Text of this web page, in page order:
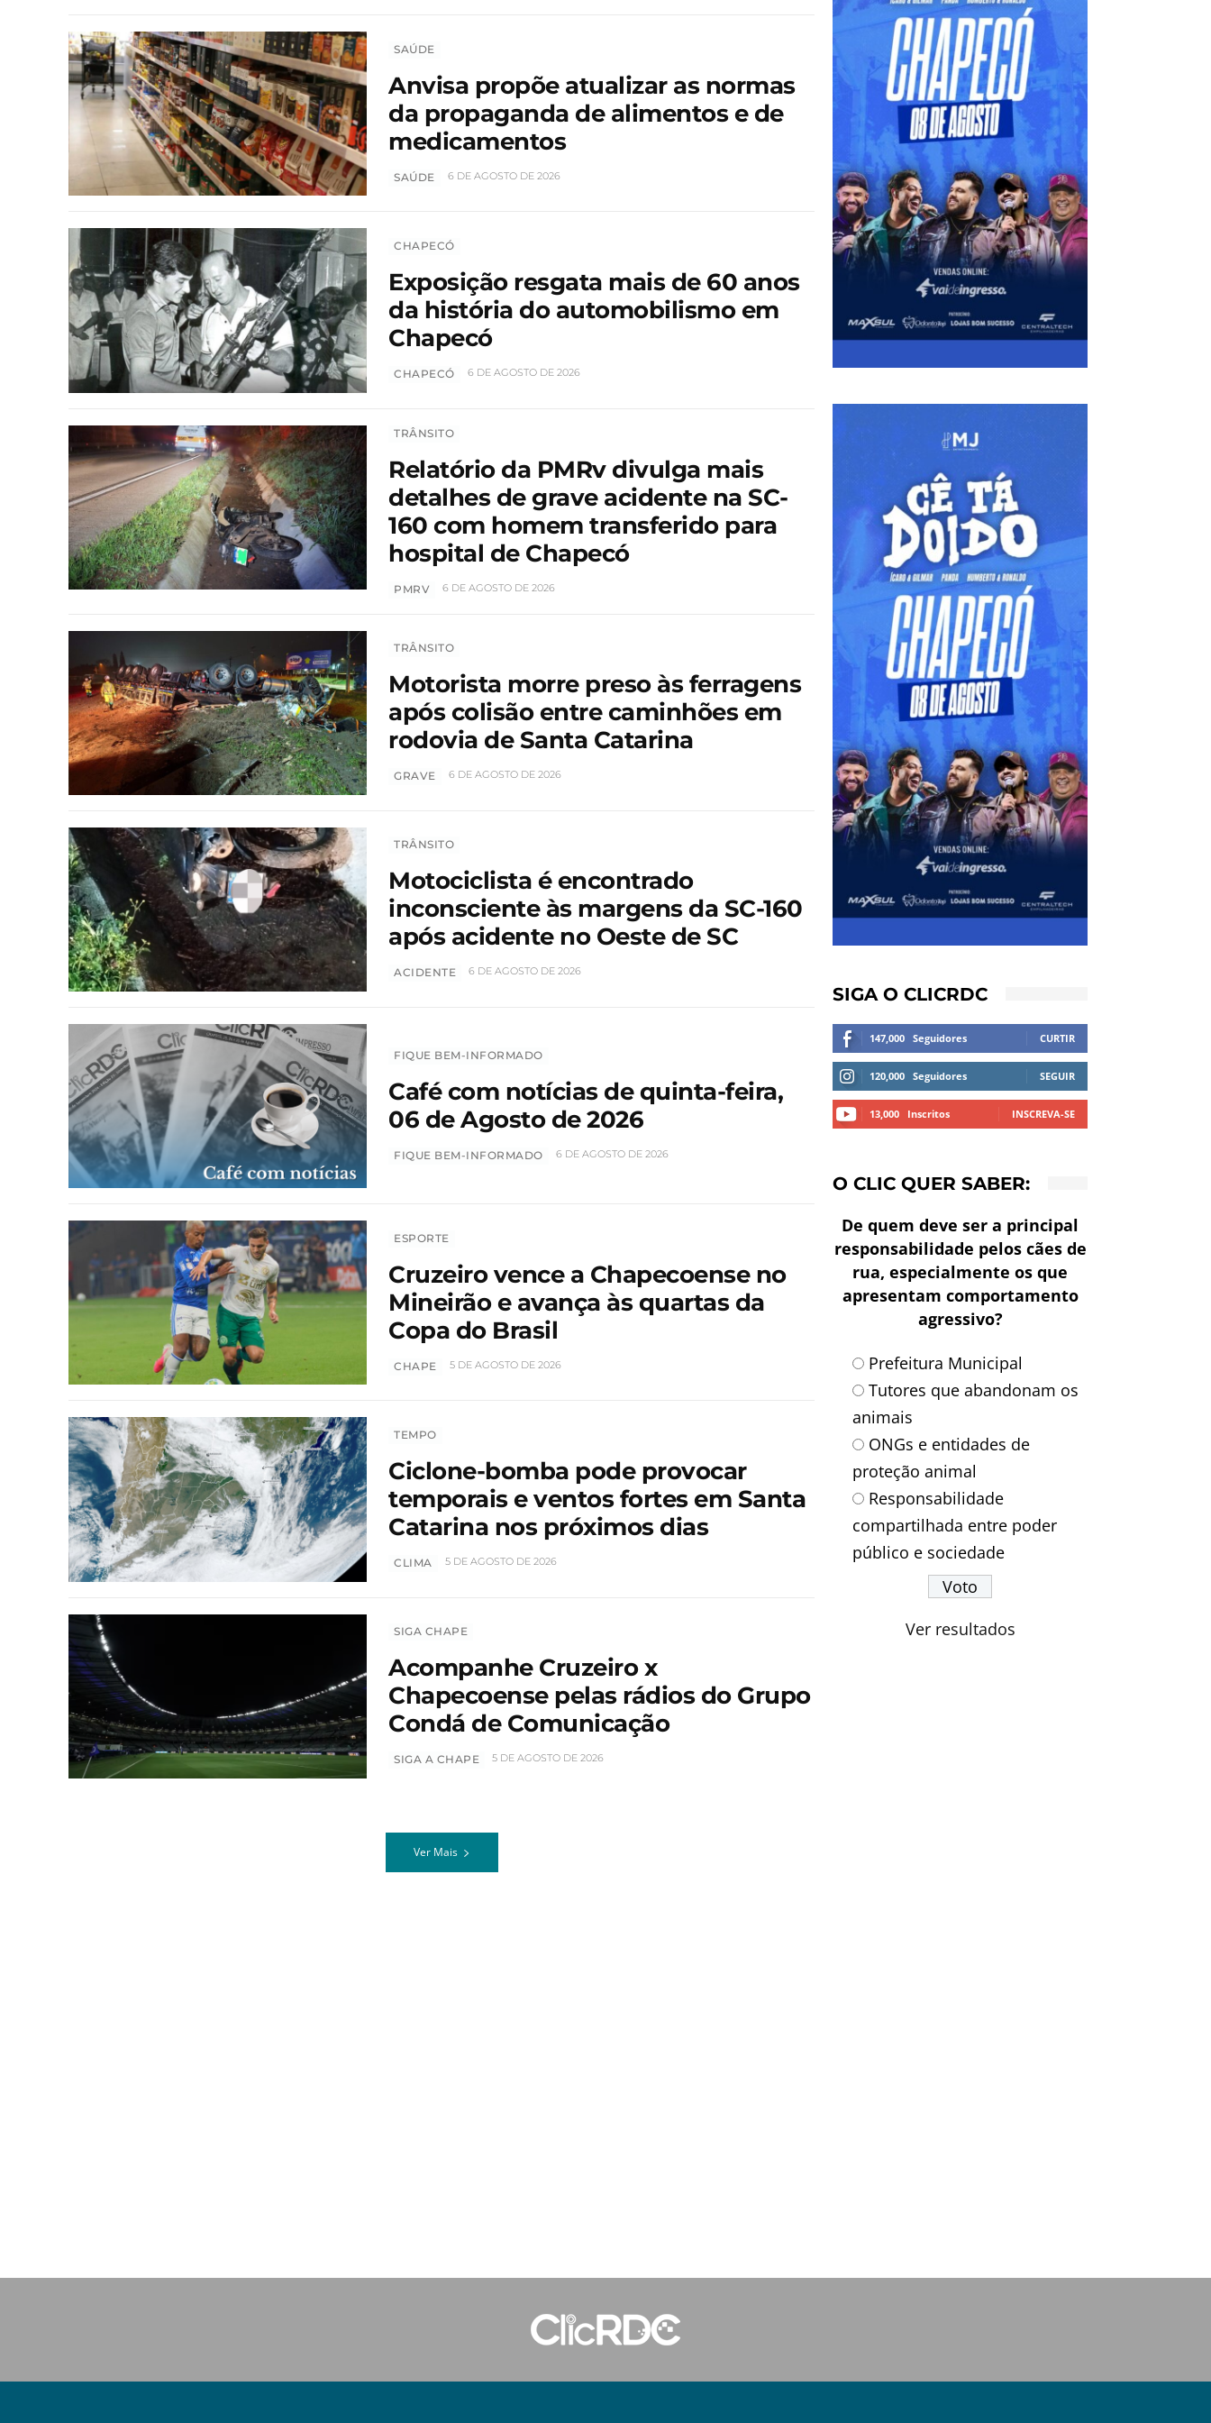
SAÚDE
Anvisa propõe atualizar as normas
da propaganda de alimentos e de
medicamentos
SAÚDE 6 DE AGOSTO DE 2026
CHAPECÓ
Exposição resgata mais de 60 anos
da história do automobilismo em
Chapecó
CHAPECÓ 6 DE AGOSTO DE 2026
TRÂNSITO
Relatório da PMRv divulga mais
detalhes de grave acidente na SC-
160 com homem transferido para
hospital de Chapecó
PMRV 6 DE AGOSTO DE 2026
TRÂNSITO
Motorista morre preso às ferragens
após colisão entre caminhões em
rodovia de Santa Catarina
GRAVE 6 DE AGOSTO DE 2026
TRÂNSITO
Motociclista é encontrado
inconsciente às margens da SC-160
após acidente no Oeste de SC
ACIDENTE 6 DE AGOSTO DE 2026
FIQUE BEM-INFORMADO
Café com notícias de quinta-feira,
06 de Agosto de 2026
FIQUE BEM-INFORMADO 6 DE AGOSTO DE 2026
ESPORTE
Cruzeiro vence a Chapecoense no
Mineirão e avança às quartas da
Copa do Brasil
CHAPE 5 DE AGOSTO DE 2026
TEMPO
Ciclone-bomba pode provocar
temporais e ventos fortes em Santa
Catarina nos próximos dias
CLIMA 5 DE AGOSTO DE 2026
SIGA CHAPE
Acompanhe Cruzeiro x
Chapecoense pelas rádios do Grupo
Condá de Comunicação
SIGA A CHAPE 5 DE AGOSTO DE 2026
Ver Mais
SIGA O CLICRDC
147,000 Seguidores CURTIR
120,000 Seguidores SEGUIR
13,000 Inscritos INSCREVA-SE
O CLIC QUER SABER:
De quem deve ser a principal
responsabilidade pelos cães de
rua, especialmente os que
apresentam comportamento
agressivo?
Prefeitura Municipal
Tutores que abandonam os
animais
ONGs e entidades de
proteção animal
Responsabilidade
compartilhada entre poder
público e sociedade
Ver resultados